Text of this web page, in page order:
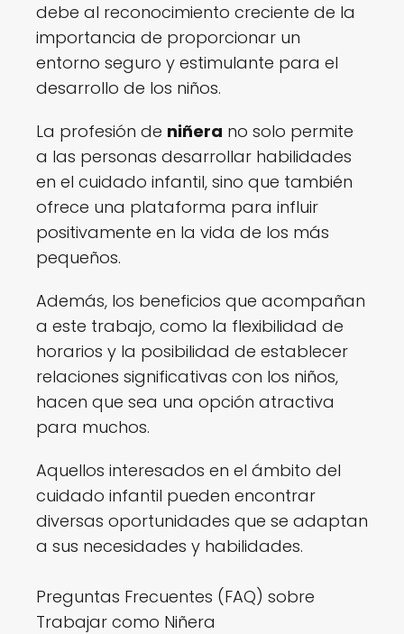
debe al reconocimiento creciente de la
importancia de proporcionar un
entorno seguro y estimulante para el
desarrollo de los niños.
La profesión de niñera no solo permite
a las personas desarrollar habilidades
en el cuidado infantil, sino que también
ofrece una plataforma para influir
positivamente en la vida de los más
pequeños.
Además, los beneficios que acompañan
a este trabajo, como la flexibilidad de
horarios y la posibilidad de establecer
relaciones significativas con los niños,
hacen que sea una opción atractiva
para muchos.
Aquellos interesados en el ámbito del
cuidado infantil pueden encontrar
diversas oportunidades que se adaptan
a sus necesidades y habilidades.
Preguntas Frecuentes (FAQ) sobre
Trabajar como Niñera